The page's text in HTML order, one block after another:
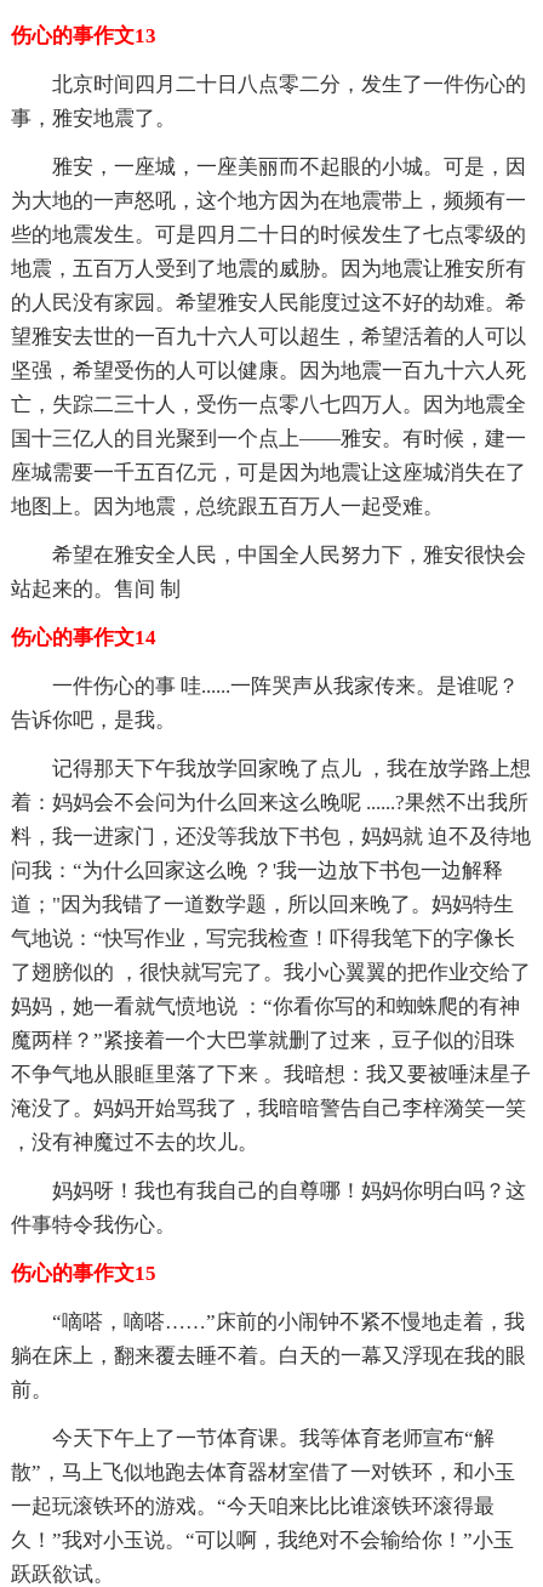
伤心的事作文13
北京时间四月二十日八点零二分，发生了一件伤心的
事，雅安地震了。
雅安，一座城，一座美丽而不起眼的小城。可是，因
为大地的一声怒吼，这个地方因为在地震带上，频频有一
些的地震发生。可是四月二十日的时候发生了七点零级的
地震，五百万人受到了地震的威胁。因为地震让雅安所有
的人民没有家园。希望雅安人民能度过这不好的劫难。希
望雅安去世的一百九十六人可以超生，希望活着的人可以
坚强，希望受伤的人可以健康。因为地震一百九十六人死
亡，失踪二三十人，受伤一点零八七四万人。因为地震全
国十三亿人的目光聚到一个点上——雅安。有时候，建一
座城需要一千五百亿元，可是因为地震让这座城消失在了
地图上。因为地震，总统跟五百万人一起受难。
希望在雅安全人民，中国全人民努力下，雅安很快会
站起来的。售间 制
伤心的事作文14
一件伤心的事 哇......一阵哭声从我家传来。是谁呢？
告诉你吧，是我。
记得那天下午我放学回家晚了点儿 ，我在放学路上想
着：妈妈会不会问为什么回来这么晚呢 ......?果然不出我所
料，我一进家门，还没等我放下书包，妈妈就 迫不及待地
问我：“为什么回家这么晚 ？'我一边放下书包一边解释
道；"因为我错了一道数学题，所以回来晚了。妈妈特生
气地说：“快写作业，写完我检查！吓得我笔下的字像长
了翅膀似的 ，很快就写完了。我小心翼翼的把作业交给了
妈妈，她一看就气愤地说 ：“你看你写的和蜘蛛爬的有神
魔两样？”紧接着一个大巴掌就删了过来，豆子似的泪珠
不争气地从眼眶里落了下来 。我暗想：我又要被唾沫星子
淹没了。妈妈开始骂我了，我暗暗警告自己李梓漪笑一笑
，没有神魔过不去的坎儿。
妈妈呀！我也有我自己的自尊哪！妈妈你明白吗？这
件事特令我伤心。
伤心的事作文15
“嘀嗒，嘀嗒……”床前的小闹钟不紧不慢地走着，我
躺在床上，翻来覆去睡不着。白天的一幕又浮现在我的眼
前。
今天下午上了一节体育课。我等体育老师宣布“解
散”，马上飞似地跑去体育器材室借了一对铁环，和小玉
一起玩滚铁环的游戏。“今天咱来比比谁滚铁环滚得最
久！”我对小玉说。“可以啊，我绝对不会输给你！”小玉
跃跃欲试。